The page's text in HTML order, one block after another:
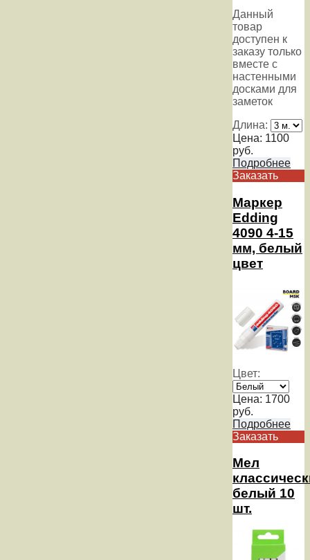
Данный
товар
доступен к
заказу только
вместе с
настенными
досками для
заметок
Длина:
Цена: 1100
руб.
Подробнее
Заказать
Маркер
Edding
4090 4-15
мм, белый
цвет
Цвет:
Цена: 1700
руб.
Подробнее
Заказать
Мел
белый 10
шт.